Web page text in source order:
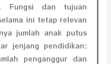
Fungsi dan tujuan
ini tetap relevan
jumlah anak putus
jenjang pendidikan;
penganggur dan